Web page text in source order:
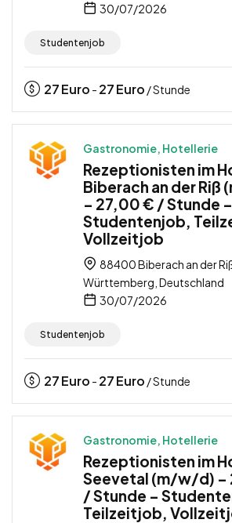
30/07/2026
Studentenjob
27Euro - 27Euro / Stunde
Gastronomie, Hotellerie
Rezeptionisten im
Biberach an der Riß
– 27,00 € / Stunde –
Studentenjob,
Vollzeitjob
88400 Biberach an der
Württemberg, Deutschland
30/07/2026
Studentenjob
27Euro - 27Euro / Stunde
Gastronomie, Hotellerie
Rezeptionisten im
Seevetal (m/w/d) –
/ Stunde –
Teilzeitjob,